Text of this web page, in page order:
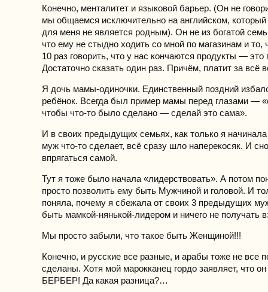
Конечно, менталитет и языковой барьер. (Он не
мы общаемся исключительно на английском, который
для меня не является родным). Он не из богатой
что ему не стыдно ходить со мной по магазинам и то,
10 раз говорить, что у нас кончаются продукты — это
Достаточно сказать один раз. Причём, платит за всё
Я дочь мамы-одиночки. Единственный поздний
ребёнок. Всегда был пример мамы перед глазами —
чтобы что-то было сделано — сделай это сама».
И в своих предыдущих семьях, как только я начинала
муж что-то сделает, всё сразу шло наперекосяк. И
впрягаться самой.
Тут я тоже было начала «лидерствовать». А потом
просто позволить ему быть Мужчиной и головой. И
поняла, почему я сбежала от своих 3 предыдущих
быть мамкой-нянькой-лидером и ничего не получать
Мы просто забыли, что такое быть Женщиной!!!
Конечно, и русские все разные, и арабы тоже не все
сделаны. Хотя мой марокканец гордо заявляет, что
БЕРБЕР! Да какая разница?…